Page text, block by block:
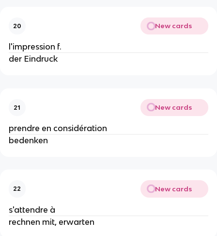
20 New cards
l'impression f.
der Eindruck
21 New cards
prendre en considération
bedenken
22 New cards
s'attendre à
rechnen mit, erwarten